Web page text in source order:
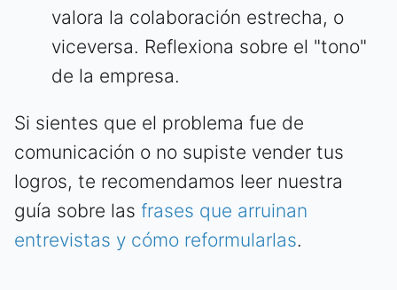
valora la colaboración estrecha, o
viceversa. Reflexiona sobre el "tono"
de la empresa.
Si sientes que el problema fue de
comunicación o no supiste vender tus
logros, te recomendamos leer nuestra
guía sobre las frases que arruinan
entrevistas y cómo reformularlas.